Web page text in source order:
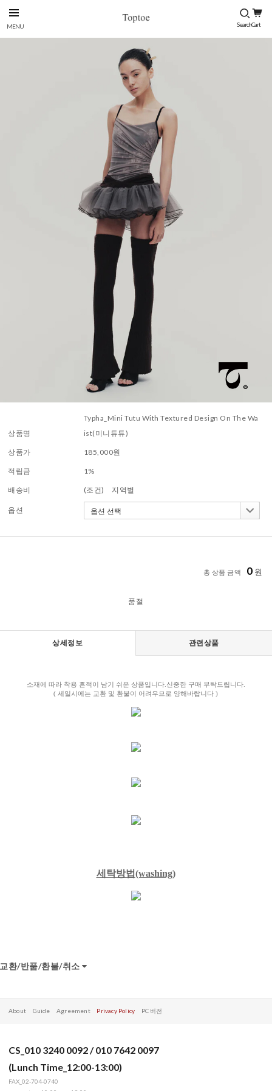
상품명
Typha_Mini Tutu With Textured Design On The Wa
ist(미니튜튜)
상품가 185,000원
적립금 1%
배송비 (조건) 지역별
옵션
총 상품 금액 0 원
품절
상세정보 관련상품
소재에 따라 착용 흔적이 남기 쉬운 상품입니다.신중한 구매 부탁드립니다.
( 세일시에는 교환 및 환불이 어려우므로 양해바랍니다 )
세탁방법(washing)
교환/반품/환불/취소
About Guide Agreement Privacy Policy PC 버전
CS_010 3240 0092 / 010 7642 0097
(Lunch Time_12:00-13:00)
FAX_02-704-0740